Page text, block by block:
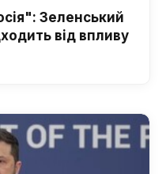
Зеленський
від впливу